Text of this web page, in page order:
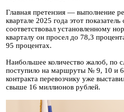
Главная претензия — выполнение
квартале 2025 года этот
соответствовал установленному
кварталу он просел до 78,3
95 процентах.
Наибольшее количество жалоб, по
поступило на маршруты № 9, 10 и
контракта перевозчику уже
свыше 16 миллионов рублей.